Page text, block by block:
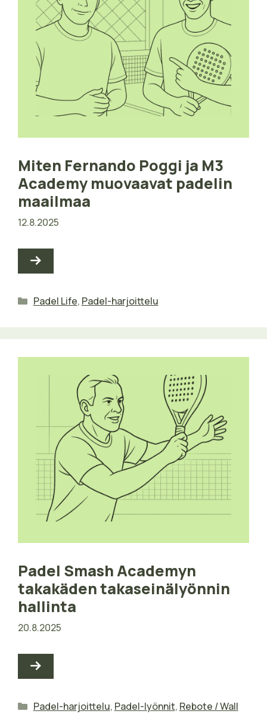
Miten Fernando Poggi ja M3
Academy muovaavat padelin
maailmaa
12.8.2025
Kategoriat
Padel Life, Padel-harjoittelu
Padel Smash Academyn
takakäden takaseinälyönnin
hallinta
20.8.2025
Kategoriat
Padel-harjoittelu, Padel-lyönnit, Rebote / Wall